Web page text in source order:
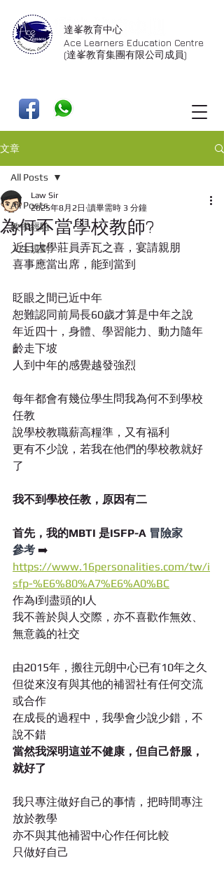
達峯教育中心
Ace Learners Education Centre
(達峯教育集團有限公司成員)
文章
All Posts
教學經驗
人生規劃
All Posts
為何不當學校教師?
Law Sir
2025年8月2日 讀畢需時 3 分鐘
近日大學莊員弄瓦之喜，宴請親朋
喜事應當出席，能到當到
眨眼之間已近中年
恕難認同前局長60歲才算是中年之說
年近四十，身體、學習能力、動力隨年
齡走下坡
人到中年的感覺越發強烈
每年都會有幾位學生問我為何不到學校
任教
說學校教職薪高糧準，又有福利
更有不少說，若我在他們的學校教就好
了
我不到學校任教，原因有二
首先，我的MBTI 是ISFP-A 冒險家
參考 ➡️
https://www.16personalities.com/tw/i
sfp-%E6%80%A7%E6%A0%BC
作為I到盡頭的I人
我不善於與人交際，亦不喜歡作無效、
無意義的社交
由2015年，搬往元朗中心已有10年之久
但從來沒有與其他的補習社有任何交流
或合作
在成長的過程中，我學會少說少錯，不
說不錯
當然我深明這並不健康，但自己舒服，
就好了
我只專注做好自己的事情，把時間專注
放於教學
亦不與其他補習中心作任何比較
只做好自己